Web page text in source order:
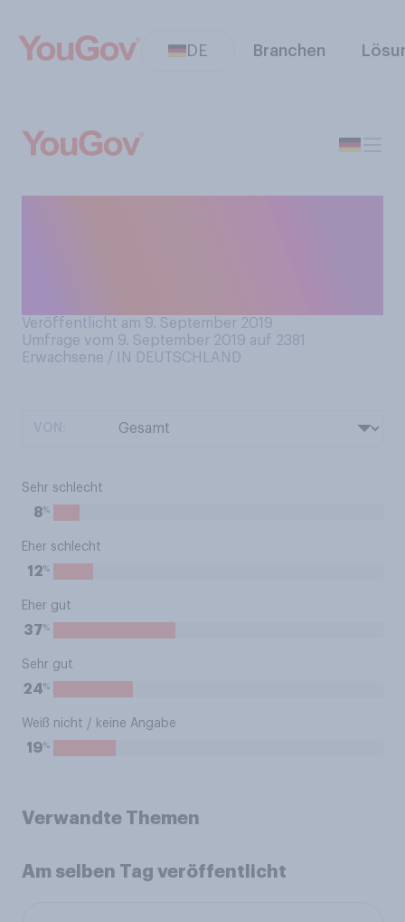
DE Branchen
Veröffentlicht am 9. September 2019
Umfrage vom 9. September 2019 auf 2381
Erwachsene / IN DEUTSCHLAND
Sehr schlecht
8%
Eher schlecht
12%
Eher gut
37%
Sehr gut
24%
Weiß nicht / keine Angabe
19%
Verwandte Themen
Am selben Tag veröffentlicht